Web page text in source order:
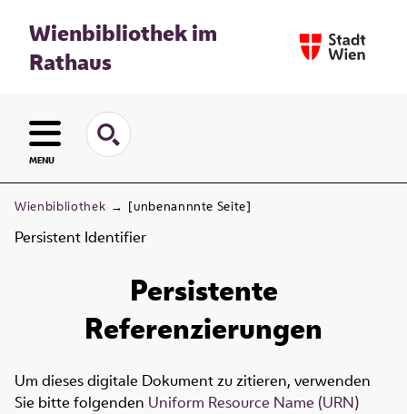
Wienbibliothek im
Rathaus
MENU
Wienbibliothek → [unbenannnte Seite]
Persistent Identifier
Persistente
Referenzierungen
Um dieses digitale Dokument zu zitieren, verwenden
Sie bitte folgenden Uniform Resource Name (URN)